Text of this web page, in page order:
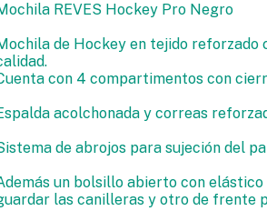
REVES Hockey Pro Negro
de Hockey en tejido reforzado
con 4 compartimentos con
acolchonada y correas
de abrojos para sujeción del
un bolsillo abierto con
las canilleras y otro de frente